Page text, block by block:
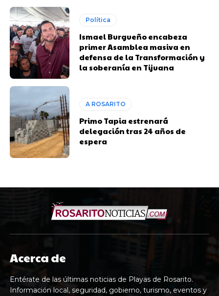
Política
Ismael Burgueño encabeza
primer Asamblea masiva en
defensa de la Transformación y
la soberanía en Tijuana
A ROSARITO
Primo Tapia estrenará
delegación tras 24 años de
espera
Acerca de
Entérate de las últimas noticias de Playas de Rosarito.
Información local, seguridad, gobierno, turismo, eventos y